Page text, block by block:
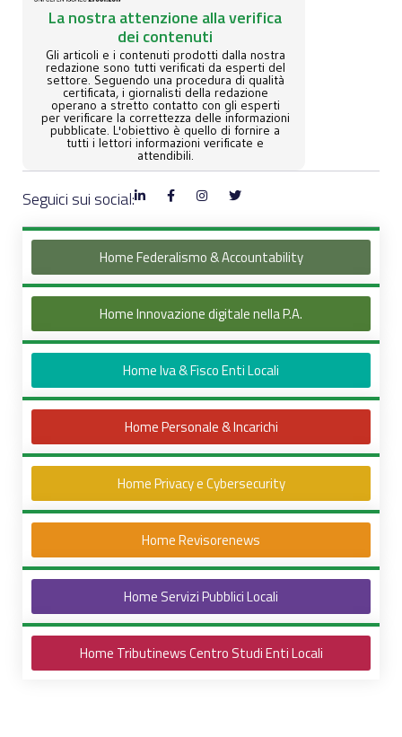
La nostra attenzione alla verifica
dei contenuti
Gli articoli e i contenuti prodotti dalla nostra
redazione sono tutti verificati da esperti del
settore. Seguendo una procedura di qualità
certificata, i giornalisti della redazione
operano a stretto contatto con gli esperti
per verificare la correttezza delle informazioni
pubblicate. L'obiettivo è quello di fornire a
tutti i lettori informazioni verificate e
attendibili.
Seguici sui social:
Home Federalismo & Accountability
Home Innovazione digitale nella P.A.
Home Iva & Fisco Enti Locali
Home Personale & Incarichi
Home Privacy e Cybersecurity
Home Revisorenews
Home Servizi Pubblici Locali
Home Tributinews Centro Studi Enti Locali